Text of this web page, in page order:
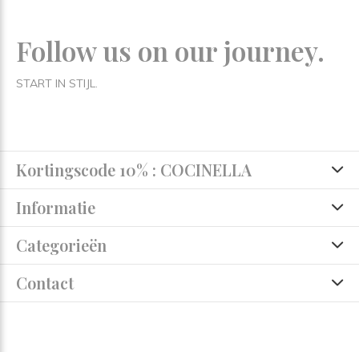
Follow us on our journey.
START IN STIJL.
Kortingscode 10% : COCINELLA
Informatie
Categorieën
Contact